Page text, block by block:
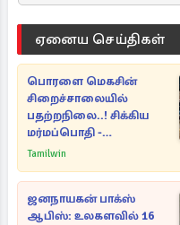
ஏனைய செய்திகள்
பொரளை மெகசின்
சிறைச்சாலையில்
பதற்றநிலை..! சிக்கிய
மர்மப்பொதி -
பின்னணியில் வெளியான
Tamilwin
ஜனநாயகன் பாக்ஸ்
ஆபிஸ்: உலகளவில் 16